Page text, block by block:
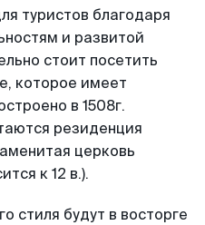
туристов благодаря
и развитой
стоит посетить
которое имеет
в 1508г.
резиденция
церковь
к 12 в.).
стиля будут в восторге